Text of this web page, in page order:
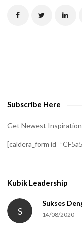
Subscribe Here
Get Newest Inspiration
[caldera_form
Kubik Leadership
S
Sukses
14/08/2020